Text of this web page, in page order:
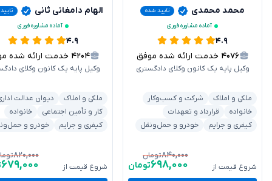
محمد محمدی
تایید شده
آماده مشاوره فوری
۴.۹
۴۰۷۶ خدمت ارائه شده موفق
وکیل پایه یک کانون وکلای دادگستری
ملکی و املاک
شرکت و کسب‌وکار
خانواده
قرارداد و تعهدات
کیفری و جرایم
خودرو و حمل‌ونقل
شروع قیمت از
۸۴۰,۰۰۰تومان
۶۹۸,۰۰۰تومان
الهام دامغانی ثانی
آماده مشاوره فوری
۴.۹
۴۲۰۴ خدمت ارائه شده موفق
وکیل پایه یک کانون وکلای
ملکی و املاک
دیوان عدالت
کار و تأمین اجتماعی
خانواده
کیفری و جرایم
خودرو و
شروع قیمت از
۸۲۰,۰۰۰
۶۷۹,۰۰۰